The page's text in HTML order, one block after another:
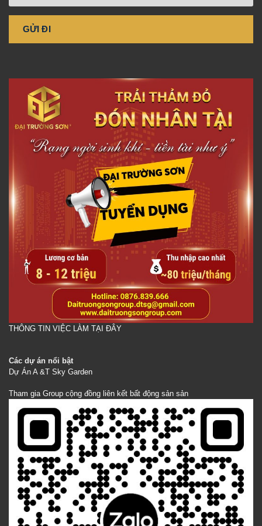
THÔNG TIN VIỆC LÀM TẠI ĐÂY
Các dự án nổi bật
Dự Án A &T Sky Garden
Tham gia Group cộng đồng liên kết bất động sản sản